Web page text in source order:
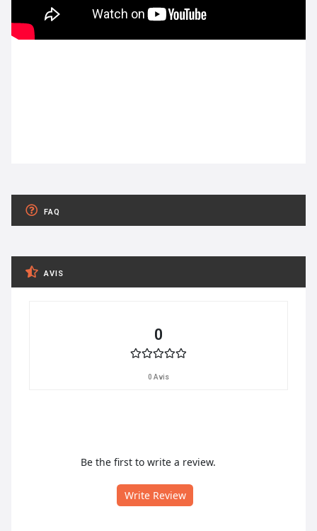
FAQ
AVIS
0
0 Avis
Be the first to write a review.
Write Review